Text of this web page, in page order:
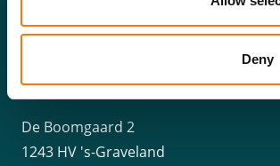
Deny
De Boomgaard 2
1243 HV 's-Graveland